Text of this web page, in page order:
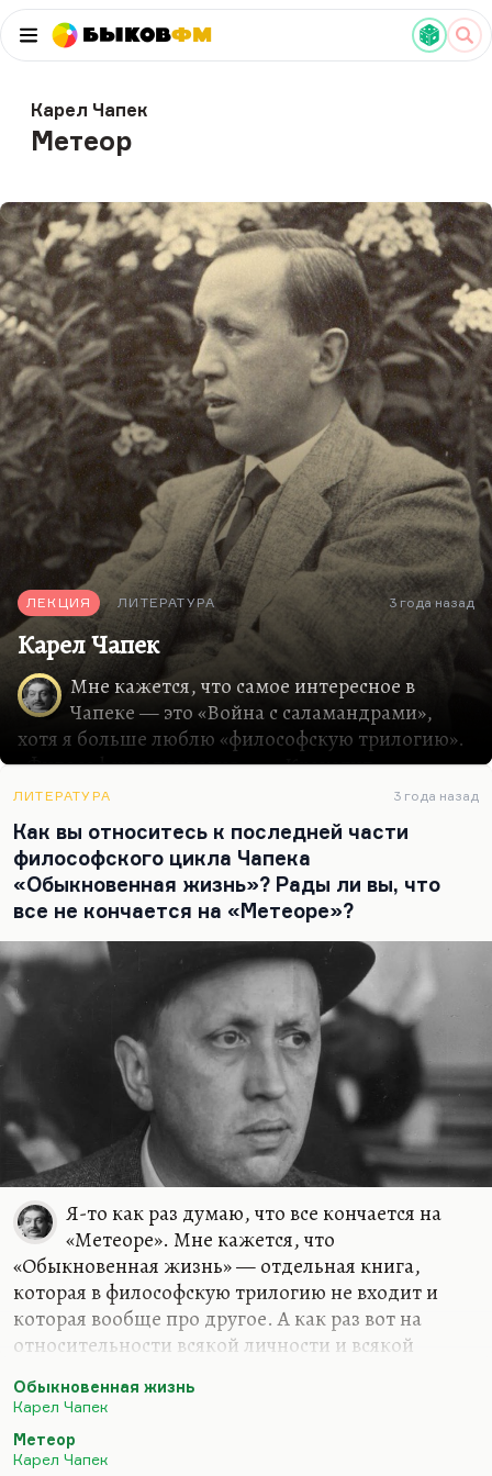
БыковФМ
Карел Чапек
Метеор
ЛЕКЦИЯ ЛИТЕРАТУРА 3 года назад
Карел Чапек
Мне кажется, что самое интересное в
Чапеке — это «Война с саламандрами»,
хотя я больше люблю «философскую трилогию».
«Философская трилогия» — «Кракатит»,
«Гордубал», «Метеор» — это три разных
абсолютно романа, все три в газетной,
фельетонной стилистике, и каждый посвящен
определенной грани жизни. «Кракатит» —
роман о рисках познания и о войне, об этом
чудовищном взрывчатом веществе, которое
открыл главный герой. «Гордубал» — роман о
любви и убийстве, а «Метеор» — прообраз
«Английского пациента» — попытка
реконструировать жизнь человека, упавшего
летчика, который пронесся метеором и ничего
не оставил по себе. Это все романы
агностические; романы о том, что цель и смысл
жизни непознаваемы и…
ЛИТЕРАТУРА 3 года назад
Как вы относитесь к последней части
философского цикла Чапека
«Обыкновенная жизнь»? Рады ли вы, что
все не кончается на «Метеоре»?
Я-то как раз думаю, что все кончается на
«Метеоре». Мне кажется, что
«Обыкновенная жизнь» — отдельная книга,
которая в философскую трилогию не входит и
которая вообще про другое. А как раз вот на
относительности всякой личности и всякой
становится началом огромного цикла текстов об
утрате идентичности, включая «Английского
пациента» и много чего. Мне кажется, что
Обыкновенная жизнь
Карел Чапек
Метеор
Карел Чапек